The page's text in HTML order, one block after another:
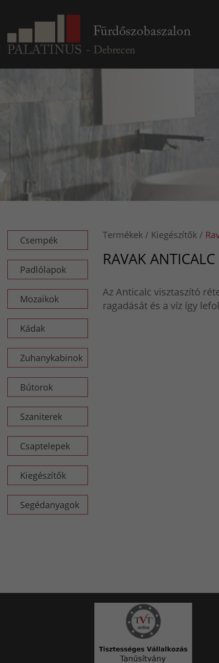
Csempék
Padlólapok
Mozaikok
Kádak
Zuhanykabinok
Bútorok
Szaniterek
Csaptelepek
Kiegészítők
Segédanyagok
Termékek Kiegészítők
RAVAK
Az Anticalc visztaszító
ragadását és a víz így